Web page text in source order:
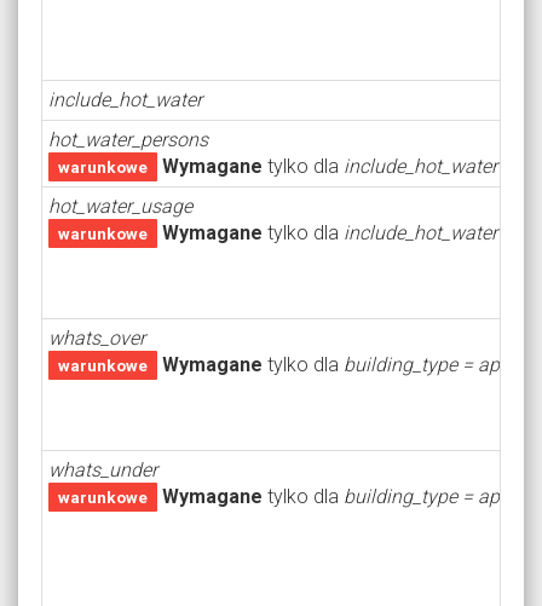
include_hot_water
hot_water_persons
warunkowe Wymagane tylko dla include_hot_water =
hot_water_usage
warunkowe Wymagane tylko dla include_hot_water =
whats_over
warunkowe Wymagane tylko dla building_type =
whats_under
warunkowe Wymagane tylko dla building_type =